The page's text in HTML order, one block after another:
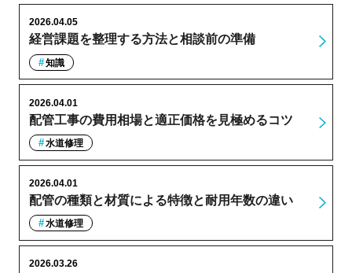
経営課題を整理する方法と相談前の準備
2026.04.05
知識
配管工事の費用相場と適正価格を見極めるコツ
2026.04.01
水道修理
配管の種類と材質による特徴と耐用年数の違い
2026.04.01
水道修理
2026.03.26